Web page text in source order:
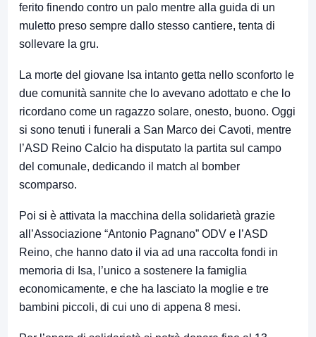
ferito finendo contro un palo mentre alla guida di un
muletto preso sempre dallo stesso cantiere, tenta di
sollevare la gru.
La morte del giovane Isa intanto getta nello sconforto le
due comunità sannite che lo avevano adottato e che lo
ricordano come un ragazzo solare, onesto, buono. Oggi
si sono tenuti i funerali a San Marco dei Cavoti, mentre
l’ASD Reino Calcio ha disputato la partita sul campo
del comunale, dedicando il match al bomber
scomparso.
Poi si è attivata la macchina della solidarietà grazie
all’Associazione “Antonio Pagnano” ODV e l’ASD
Reino, che hanno dato il via ad una raccolta fondi in
memoria di Isa, l’unico a sostenere la famiglia
economicamente, e che ha lasciato la moglie e tre
bambini piccoli, di cui uno di appena 8 mesi.